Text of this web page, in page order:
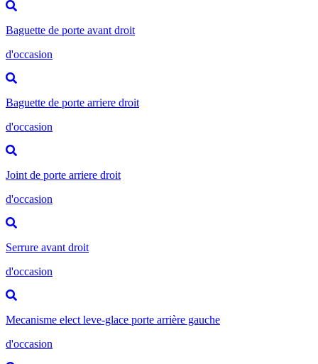
Baguette de porte avant droit
d'occasion
Baguette de porte arriere droit
d'occasion
Joint de porte arriere droit
d'occasion
Serrure avant droit
d'occasion
Mecanisme elect leve-glace porte arrière gauche
d'occasion